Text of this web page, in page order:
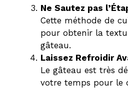
Ne Sautez pas
Cette méthode de
pour obtenir la
gâteau.
Laissez Refroidir
Le gâteau est très
votre temps pour le